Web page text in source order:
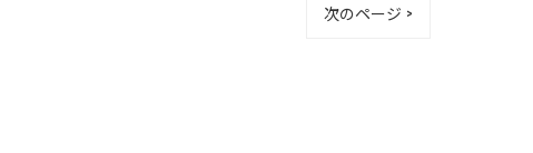
次のページ >